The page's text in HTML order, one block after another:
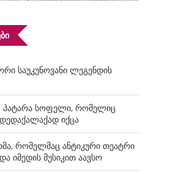
საუკუნოვანი ლეგენდის
პატარა სოფელი, რომელიც
იქცა
რომელმაც ანტიკური თეატრი
იმედის მუსიკით აავსო